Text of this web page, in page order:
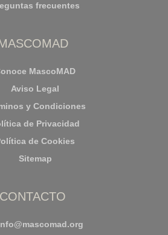
frecuentes
MascoMAD
Aviso Legal
y Condiciones
de Privacidad
de Cookies
Sitemap
CONTACTO